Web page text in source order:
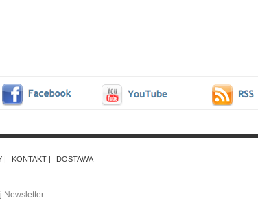
KONTAKT DOSTAWA
Newsletter